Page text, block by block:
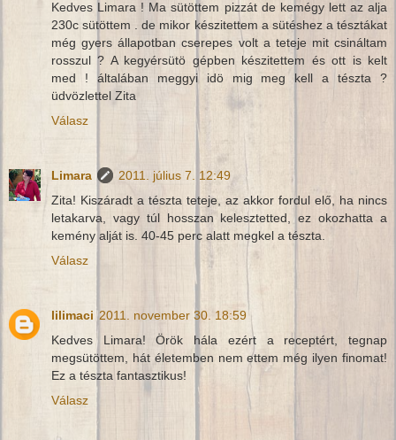
Kedves Limara ! Ma sütöttem pizzát de kemégy lett az alja
230c sütöttem . de mikor készitettem a sütéshez a tésztákat
még gyers állapotban cserepes volt a teteje mit csináltam
rosszul ? A kegyérsütö gépben készitettem és ott is kelt
med ! általában meggyi idö mig meg kell a tészta ?
üdvözlettel Zita
Válasz
Limara
2011. július 7. 12:49
Zita! Kiszáradt a tészta teteje, az akkor fordul elő, ha nincs
letakarva, vagy túl hosszan kelesztetted, ez okozhatta a
kemény alját is. 40-45 perc alatt megkel a tészta.
Válasz
lilimaci 2011. november 30. 18:59
Kedves Limara! Örök hála ezért a receptért, tegnap
megsütöttem, hát életemben nem ettem még ilyen finomat!
Ez a tészta fantasztikus!
Válasz